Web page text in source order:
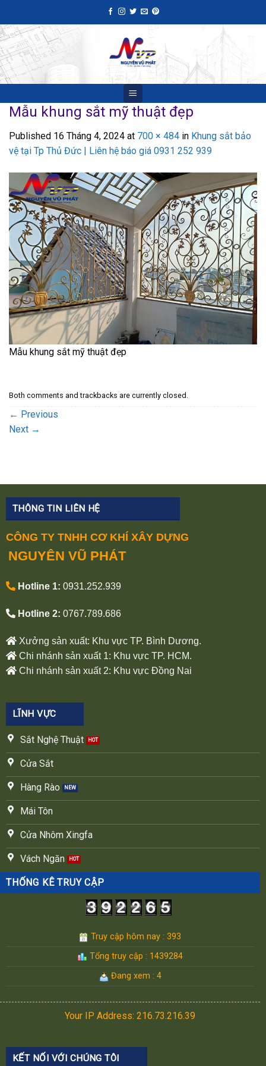
to
content
Mẫu khung sắt mỹ thuật đẹp
Published 16 Tháng 4, 2024 at 700 × 484 in Khung sắt bảo
vệ tại Tp Thủ Đức | Liên hệ báo giá 0931 252 939
Mẫu khung sắt mỹ thuật đẹp
Both comments and trackbacks are currently closed.
← Previous
Next →
THÔNG TIN LIÊN HỆ
CÔNG TY TNHH CƠ KHÍ XÂY DỰNG
NGUYÊN VŨ PHÁT
Hotline 1: 0931.252.939
Hotline 2: 0767.789.686
Xưởng sản xuất: Khu vực TP. Bình Dương.
Chi nhánh sản xuất 1: Khu vực TP. HCM.
Chi nhánh sản xuất 2: Khu vực Đồng Nai
LĨNH VỰC
Sắt Nghệ Thuật
Cửa Sắt
Hàng Rào
Mái Tôn
Cửa Nhôm Xingfa
Vách Ngăn
THỐNG KÊ TRUY CẬP
Truy cập hôm nay : 393
Tổng truy cập : 1439284
Đang xem : 4
Your IP Address: 216.73.216.39
KẾT NỐI VỚI CHÚNG TÔI